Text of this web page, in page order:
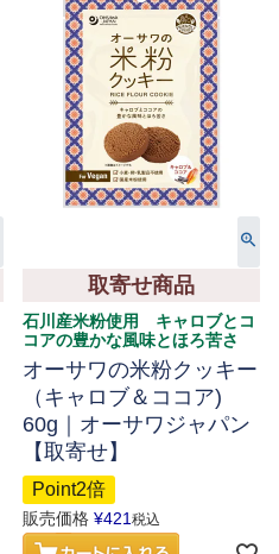
取寄せ商品
石川産米粉使用 キャロブとコ
コアの豊かな風味とほろ苦さ
オーサワの米粉クッキー
（キャロブ＆ココア)
60g｜オーサワジャパン
【取寄せ】
Point2倍
販売価格 ¥421 税込